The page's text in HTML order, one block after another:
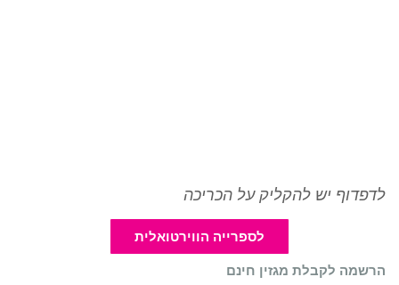
לדפדוף יש להקליק על הכריכה
לספרייה הווירטואלית
הרשמה לקבלת מגזין חינם